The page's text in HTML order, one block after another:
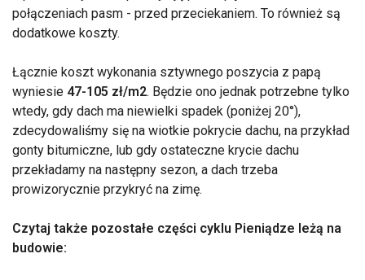
połączeniach pasm - przed przeciekaniem. To również są
dodatkowe koszty.
Łącznie koszt wykonania sztywnego poszycia z papą
wyniesie 47-105 zł/m2. Będzie ono jednak potrzebne tylko
wtedy, gdy dach ma niewielki spadek (poniżej 20°),
zdecydowaliśmy się na wiotkie pokrycie dachu, na przykład
gonty bitumiczne, lub gdy ostateczne krycie dachu
przekładamy na następny sezon, a dach trzeba
prowizorycznie przykryć na zimę.
Czytaj także pozostałe części cyklu Pieniądze leżą na
budowie: